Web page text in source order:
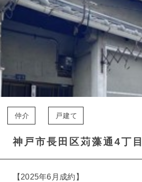
仲介 戸建て
神戸市長田区苅藻通4丁目
【2025年6月成約】